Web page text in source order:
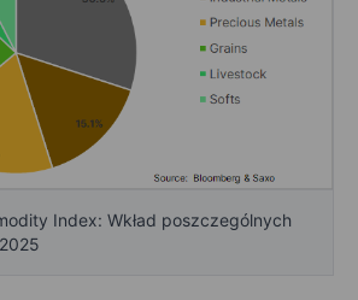
Index: Wkład poszczególnych